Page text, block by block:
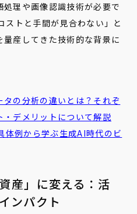
理や画像認識技術が必要で
ストと手間が見合わない」と
産してきた技術的な背景に
の分析の違いとは？それぞ
デメリットについて解説
体例から学ぶ生成AI時代のビ
産」に変える：活
ンパクト